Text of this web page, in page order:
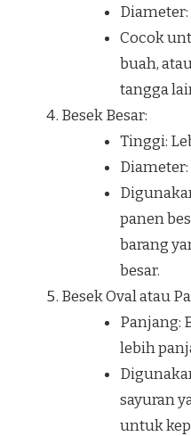
Cocok
buah,
tangga
Besek Besar:
Tinggi:
panen
barang
besar.
Besek Oval atau
Panjang:
lebih
sayuran
untuk